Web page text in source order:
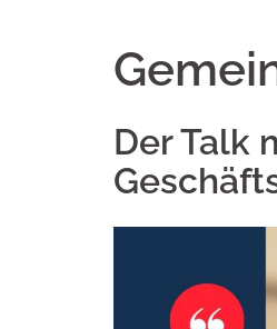
Der Talk